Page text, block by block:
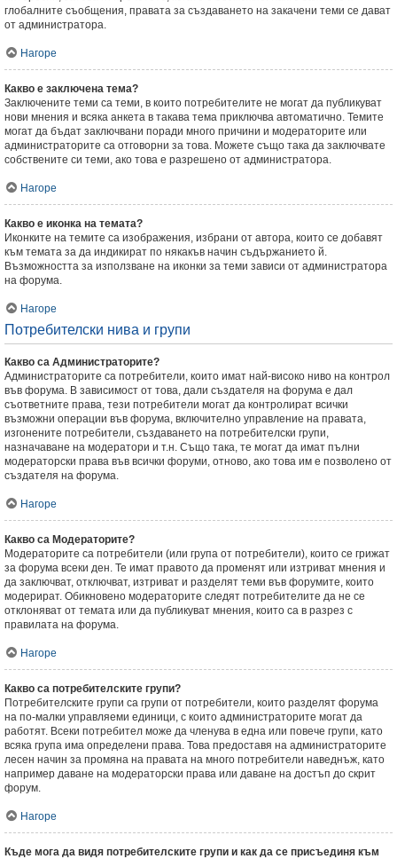
глобалните съобщения, правата за създаването на закачени теми се дават
от администратора.
Нагоре
Какво е заключена тема?
Заключените теми са теми, в които потребителите не могат да публикуват
нови мнения и всяка анкета в такава тема приключва автоматично. Темите
могат да бъдат заключвани поради много причини и модераторите или
администраторите са отговорни за това. Можете също така да заключвате
собствените си теми, ако това е разрешено от администратора.
Нагоре
Какво е иконка на темата?
Иконките на темите са изображения, избрани от автора, които се добавят
към темата за да индикират по някакъв начин съдържанието й.
Възможността за използване на иконки за теми зависи от администратора
на форума.
Нагоре
Потребителски нива и групи
Какво са Администраторите?
Администраторите са потребители, които имат най-високо ниво на контрол
във форума. В зависимост от това, дали създателя на форума е дал
съответните права, тези потребители могат да контролират всички
възможни операции във форума, включително управление на правата,
изгонените потребители, създаването на потребителски групи,
назначаване на модератори и т.н. Също така, те могат да имат пълни
модераторски права във всички форуми, отново, ако това им е позволено от
създателя на форума.
Нагоре
Какво са Модераторите?
Модераторите са потребители (или група от потребители), които се грижат
за форума всеки ден. Те имат правото да променят или изтриват мнения и
да заключват, отключват, изтриват и разделят теми във форумите, които
модерират. Обикновено модераторите следят потребителите да не се
отклоняват от темата или да публикуват мнения, които са в разрез с
правилата на форума.
Нагоре
Какво са потребителските групи?
Потребителските групи са групи от потребители, които разделят форума
на по-малки управляеми единици, с които администраторите могат да
работят. Всеки потребител може да членува в една или повече групи, като
всяка група има определени права. Това предоставя на администраторите
лесен начин за промяна на правата на много потребители наведнъж, като
например даване на модераторски права или даване на достъп до скрит
форум.
Нагоре
Къде мога да видя потребителските групи и как да се присъединя към